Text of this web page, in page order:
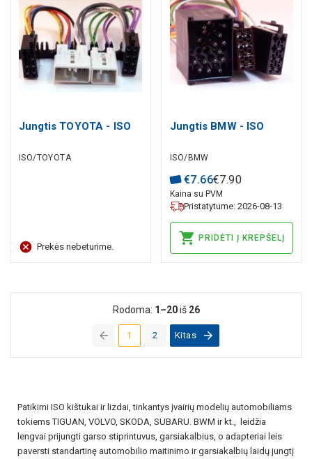
Jungtis TOYOTA - ISO
ISO/TOYOTA
Prekės nebeturime.
Jungtis BMW - ISO
ISO/BMW
€7.66€7.90
Kaina su PVM
Pristatytume: 2026-08-13
PRIDĖTI Į KREPŠELĮ
1(current)
2 Kitas
Rodoma: 1–20iš 26
Patikimi ISO kištukai ir lizdai, tinkantys įvairių modelių automobiliams
tokiems TIGUAN, VOLVO, SKODA, SUBARU. BWM ir kt., leidžia
lengvai prijungti garso stiprintuvus, garsiakalbius, o adapteriai leis
paversti standartinę automobilio maitinimo ir garsiakalbių laidų jungtį